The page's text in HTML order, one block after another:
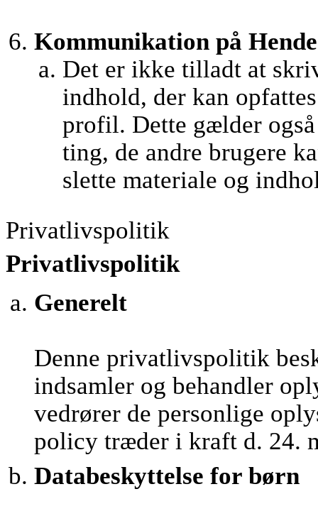
Kommunikation på
Det er ikke tilladt at
indhold, der kan
profil. Dette gælder
ting, de andre brugere
slette materiale og
Privatlivspolitik
Privatlivspolitik
Generelt
Denne privatlivspolitik
indsamler og behandler
vedrører de personlige
policy træder i kraft d. 24.
Databeskyttelse for børn